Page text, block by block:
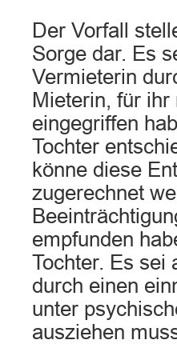
Der Vorfall
Sorge dar. Es
Vermieterin
Mieterin, für
eingegriffen
Tochter
könne diese
zugerechnet
empfunden
Tochter. Es sei
durch einen
unter
ausziehen